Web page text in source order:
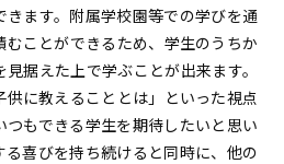
ます。附属学校園等での学びを通
むことができるため、学生のうちか
据えた上で学ぶことが出来ます。
供に教えることとは」といった視点
もできる学生を期待したいと思い
喜びを持ち続けると同時に、他の